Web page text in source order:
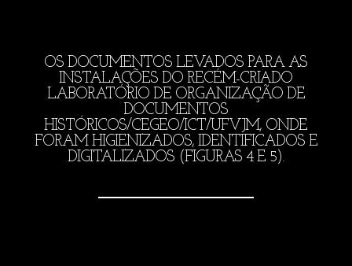
OS DOCUMENTOS LEVADOS PARA AS
INSTALAÇÕES DO RECÉM-CRIADO
LABORATÓRIO DE ORGANIZAÇÃO DE
DOCUMENTOS
HISTÓRICOS/CEGEO/ICT/UFVJM, ONDE
FORAM HIGIENIZADOS, IDENTIFICADOS E
DIGITALIZADOS (FIGURAS 4 E 5).